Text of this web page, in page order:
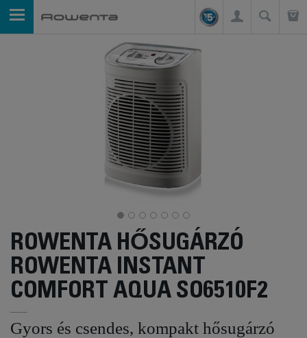
ROWENTA HŐSUGÁRZÓ
ROWENTA INSTANT
COMFORT AQUA SO6510F2
Gyors és csendes, kompakt hősugárzó